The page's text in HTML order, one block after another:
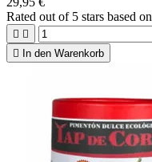
Rated out of 5 stars based on
 
 In den Warenkorb